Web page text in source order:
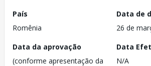
País
Romênia
Data de
26 de
Data da aprovação
(conforme apresentação da
Data
N/A